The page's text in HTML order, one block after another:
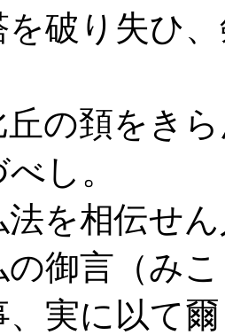
を破り失ひ
丘の頚をき
し。
法を相伝せ
御言（み
、実に以て